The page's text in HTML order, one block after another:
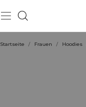
Startseite / Frauen / Hoodies